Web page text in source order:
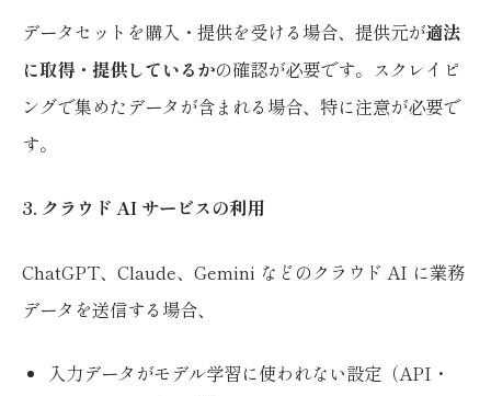
データセットを購入・提供を受ける場合、提供元が適法
に取得・提供しているかの確認が必要です。スクレイピ
ングで集めたデータが含まれる場合、特に注意が必要で
す。
3. クラウド AI サービスの利用
ChatGPT、Claude、Gemini などのクラウド AI に業務
データを送信する場合、
入力データがモデル学習に使われない設定（API・